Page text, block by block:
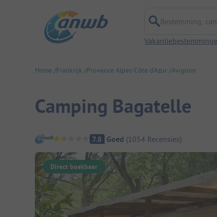
Bestemming,
Home Frankrijk Provence Alpes-Côte d'Azur Avignon
Camping Bagatelle
Camping overzicht
7.8 Goed (1054 Recensies)
Direct boekbaar